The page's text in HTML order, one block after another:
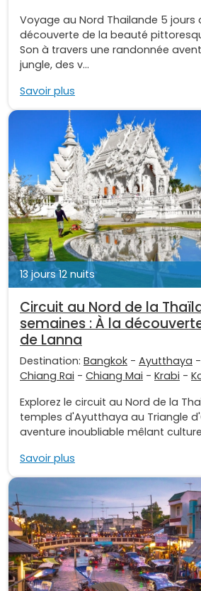
Voyage au Nord Thailande 5 jours
découverte de la beauté
Son à travers une randonnée
jungle, des v...
Savoir plus
13 jours 12 nuits
Circuit au Nord de la
semaines : À la
de Lanna
Destination: Bangkok - Ayutthaya -
Chiang Rai - Chiang Mai - Krabi -
Explorez le circuit au Nord de la
temples d'Ayutthaya au Triangle
aventure inoubliable mêlant
Savoir plus